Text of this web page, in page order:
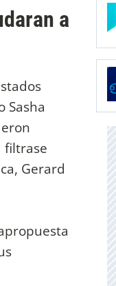
a
Sasha
filtrase
Gerard